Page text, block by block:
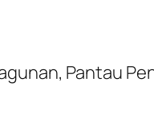
Pantau